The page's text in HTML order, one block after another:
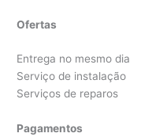
Ofertas
Entrega no mesmo dia
Serviço de instalação
Serviços de reparos
Pagamentos